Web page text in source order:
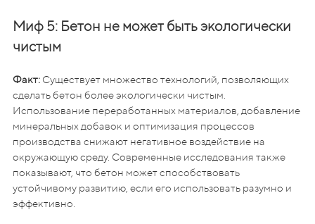
Миф 5: Бетон не может быть экологически
чистым
Факт: Существует множество технологий, позволяющих
сделать бетон более экологически чистым.
Использование переработанных материалов, добавление
минеральных добавок и оптимизация процессов
производства снижают негативное воздействие на
окружающую среду. Современные исследования также
показывают, что бетон может способствовать
устойчивому развитию, если его использовать разумно и
эффективно.